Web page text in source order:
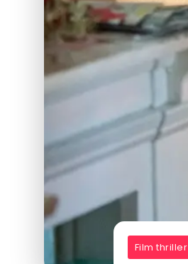
Film thriller